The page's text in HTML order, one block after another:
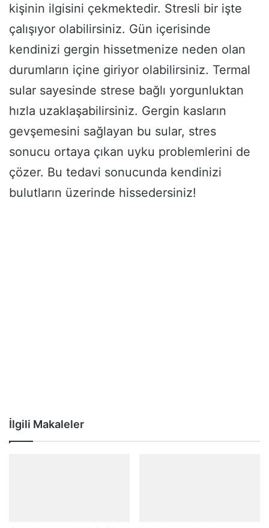
kişinin ilgisini çekmektedir. Stresli bir işte
çalışıyor olabilirsiniz. Gün içerisinde
kendinizi gergin hissetmenize neden olan
durumların içine giriyor olabilirsiniz. Termal
sular sayesinde strese bağlı yorgunluktan
hızla uzaklaşabilirsiniz. Gergin kasların
gevşemesini sağlayan bu sular, stres
sonucu ortaya çıkan uyku problemlerini de
çözer. Bu tedavi sonucunda kendinizi
bulutların üzerinde hissedersiniz!
İlgili Makaleler